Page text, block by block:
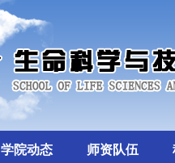
学院动态 师资队伍